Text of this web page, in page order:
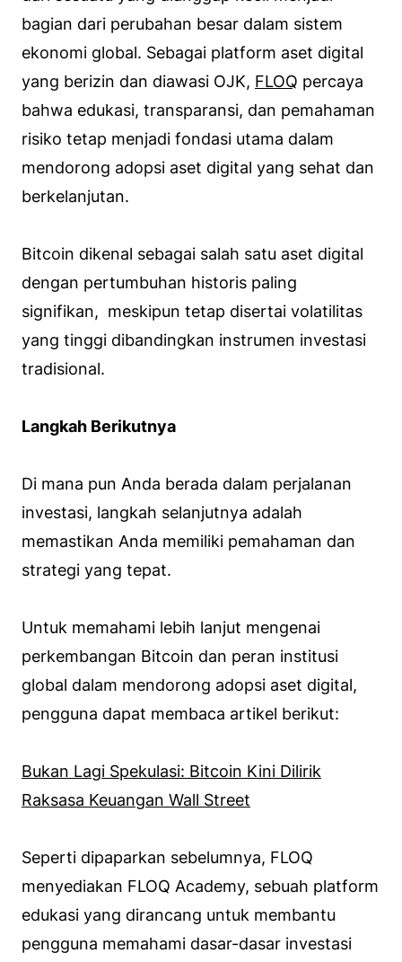
bagian dari perubahan besar dalam sistem
ekonomi global. Sebagai platform aset digital
yang berizin dan diawasi OJK, FLOQ percaya
bahwa edukasi, transparansi, dan pemahaman
risiko tetap menjadi fondasi utama dalam
mendorong adopsi aset digital yang sehat dan
berkelanjutan.
Bitcoin dikenal sebagai salah satu aset digital
dengan pertumbuhan historis paling
signifikan, meskipun tetap disertai volatilitas
yang tinggi dibandingkan instrumen investasi
tradisional.
Langkah Berikutnya
Di mana pun Anda berada dalam perjalanan
investasi, langkah selanjutnya adalah
memastikan Anda memiliki pemahaman dan
strategi yang tepat.
Untuk memahami lebih lanjut mengenai
perkembangan Bitcoin dan peran institusi
global dalam mendorong adopsi aset digital,
pengguna dapat membaca artikel berikut:
Bukan Lagi Spekulasi: Bitcoin Kini Dilirik
Raksasa Keuangan Wall Street
Seperti dipaparkan sebelumnya, FLOQ
menyediakan FLOQ Academy, sebuah platform
edukasi yang dirancang untuk membantu
pengguna memahami dasar-dasar investasi